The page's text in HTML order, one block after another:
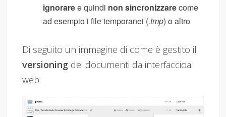
ignoraree quindi non sincronizzarecome
ad esempio i file temporanei (.tmp) o altro
Di seguito un immagine di come è gestito il
versioning dei documenti da interfaccioa
web: